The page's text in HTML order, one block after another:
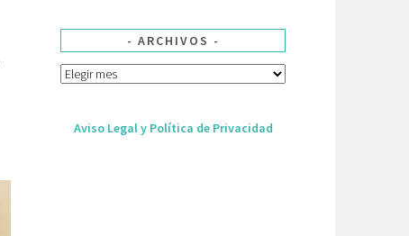
ARCHIVOS
Archivos
Aviso Legal y Política de Privacidad